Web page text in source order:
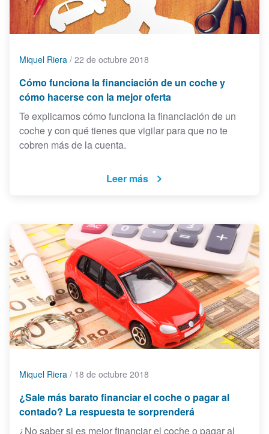
Miquel Riera / 22 de octubre 2018
Cómo funciona la financiación de un coche y
cómo hacerse con la mejor oferta
Te explicamos cómo funciona la financiación de un
coche y con qué tienes que vigilar para que no te
cobren más de la cuenta.
Leer más
Miquel Riera / 18 de octubre 2018
¿Sale más barato financiar el coche o pagar al
contado? La respuesta te sorprenderá
¿No saber si es mejor financiar el coche o pagar al